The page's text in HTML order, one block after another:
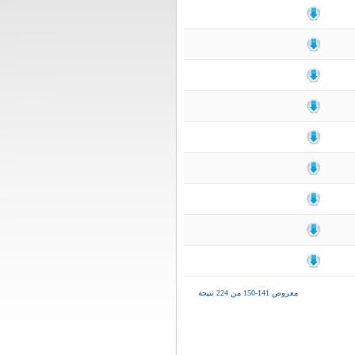
معروض 141-150 من 224 نتيجة